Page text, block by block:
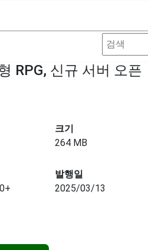
RPG, 신규 서버 오픈
크기
264 MB
발행일
2025/03/13